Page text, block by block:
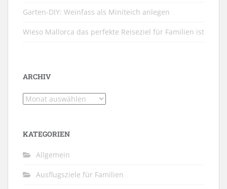
Garten-DIY: Weinfass als Miniteich anlegen
Wieso Mallorca das perfekte Reiseziel für Familien ist
ARCHIV
Archiv
KATEGORIEN
Allgemein
Ausflugsziele für Familien